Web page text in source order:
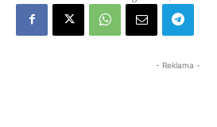
- Reklama -